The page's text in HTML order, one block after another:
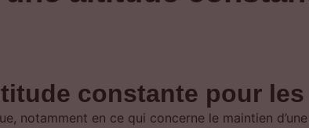
constante pour
notamment en ce qui concerne le maintien